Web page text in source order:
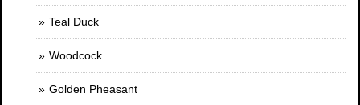
Teal Duck
Woodcock
Golden Pheasant